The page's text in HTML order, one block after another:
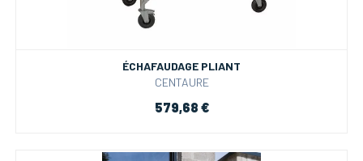
ÉCHAFAUDAGE PLIANT
CENTAURE
579,68 €